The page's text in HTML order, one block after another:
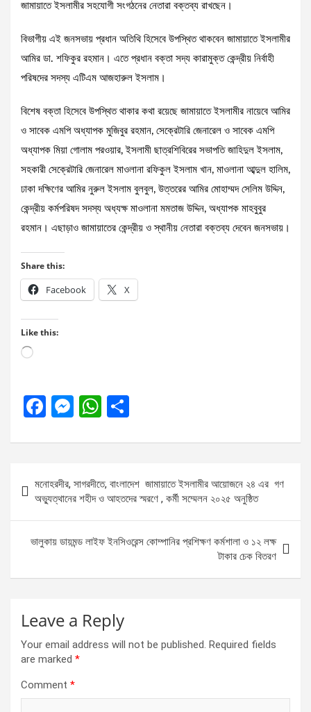
জামায়াতে ইসলামীর সহযোগী সংগঠনের নেতারা বক্তব্য রাখছেন।
বিভাগীয় এই জনসভায় প্রধান অতিথি হিসেবে উপস্থিত থাকবেন জামায়াতে ইসলামীর
আমির ডা. শফিকুর রহমান। এতে প্রধান বক্তা সদ্য কারামুক্ত কেন্দ্রীয় নির্বাহী
পরিষদের সদস্য এটিএম আজহারুল ইসলাম।
বিশেষ বক্তা হিসেবে উপস্থিত থাকার কথা রয়েছে জামায়াতে ইসলামীর নায়েবে আমির
ও সাবেক এমপি অধ্যাপক মুজিবুর রহমান, সেক্রেটারি জেনারেল ও সাবেক এমপি
অধ্যাপক মিয়া গোলাম পরওয়ার, ইসলামী ছাত্রশিবিরের সভাপতি জাহিদুল ইসলাম,
সহকারী সেক্রেটারি জেনারেল মাওলানা রফিকুল ইসলাম খান, মাওলানা আব্দুল হালিম,
ঢাকা দক্ষিণের আমির নুরুল ইসলাম বুলবুল, উত্তরের আমির মোহাম্মদ সেলিম উদ্দিন,
কেন্দ্রীয় কর্মপরিষদ সদস্য অধ্যক্ষ মাওলানা মমতাজ উদ্দিন, অধ্যাপক মাহবুবুর
রহমান। এছাড়াও জামায়াতের কেন্দ্রীয় ও স্থানীয় নেতারা বক্তব্য দেবেন জনসভায়।
Share this:
Facebook X
Like this:
Loading…
F
ce
o
o
k
M
se
g
er
W
at
A
p
p
ar
navigation
মনোহরদীর, সাগরদীতে, বাংলাদেশ জামায়াতে ইসলামীর আয়োজনে ২৪ এর গণ
অভ্যুত্থানের শহীদ ও আহতদের স্মরণে , কর্মী সম্মেলন ২০২৫ অনুষ্ঠিত
ভালুকায় ডায়মন্ড লাইফ ইনসিওরেন্স কোম্পানির প্রশিক্ষণ কর্মশালা ও ১২ লক্ষ
টাকার চেক বিতরণ
Leave a Reply
Your email address will not be published. Required fields
are marked *
Comment *